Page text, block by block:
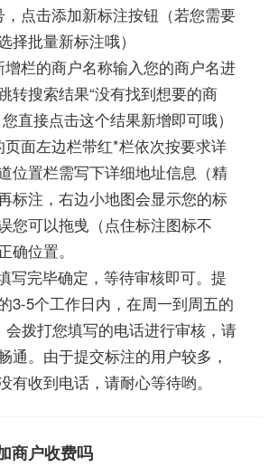
点击添加新标注按钮（若您需要
择批量新标注哦）
栏的商户名称输入您的商户名进
转搜索结果“没有找到想要的商
直接点击这个结果新增即可哦）
面左边栏带红*栏依次按要求详
位置栏需写下详细地址信息（精
标注，右边小地图会显示您的标
您可以拖曵（点住标注图标不
确位置。
写完毕确定，等待审核即可。提
3-5个工作日内，在周一到周五的
会拨打您填写的电话进行审核，请
通。由于提交标注的用户较多，
有收到电话，请耐心等待哟。
商户收费吗